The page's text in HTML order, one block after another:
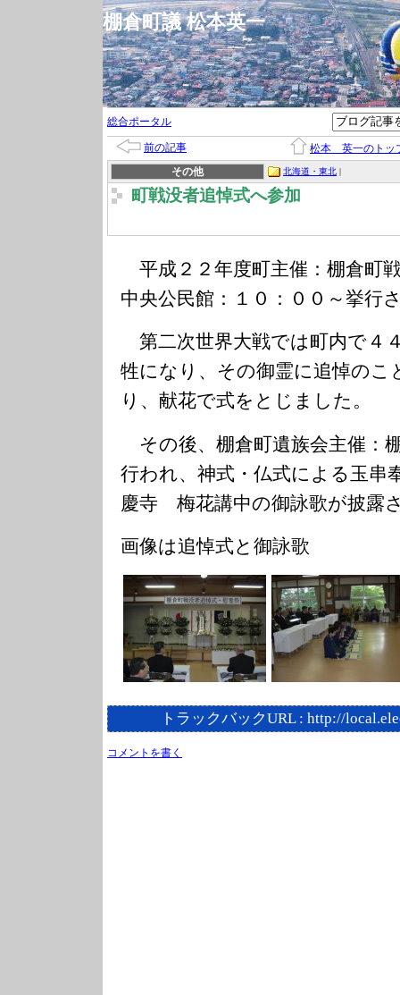
棚倉町議 松本英一
総合ポータル
前の記事
松本 英一のトッ
その他
北海道・東北 |
町戦没者追悼式へ参加
平成２２年度町主催：棚倉町
中央公民館：１０：００～挙行
第二次世界大戦では町内で４
牲になり、その御霊に追悼のこ
り、献花で式をとじました。
その後、棚倉町遺族会主催：
行われ、神式・仏式による玉串
慶寺 梅花講中の御詠歌が披露
画像は追悼式と御詠歌
トラックバックURL : http://
コメントを書く